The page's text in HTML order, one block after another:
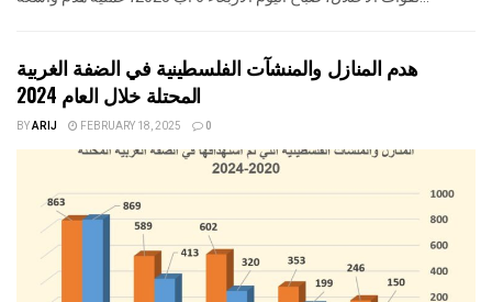
هدم المنازل والمنشآت الفلسطينية في الضفة الغربية
المحتلة خلال العام 2024
BYARIJ FEBRUARY 18, 2025 0